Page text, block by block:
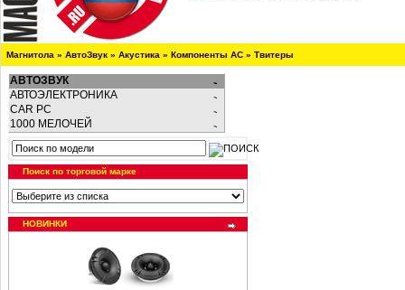
Магнитола » АвтоЗвук » Акустика » Компоненты АС » Твитеры
АВТОЗВУК
АВТОЭЛЕКТРОНИКА
CAR PC
1000 МЕЛОЧЕЙ
Поиск по торговой марке
НОВИНКИ